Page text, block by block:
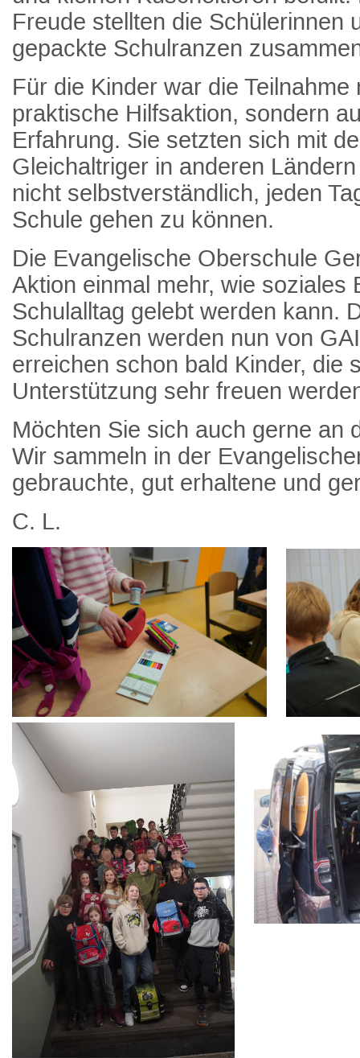
Freude stellten die Schülerinnen
gepackte Schulranzen
Für die Kinder war die Teilnahme
praktische Hilfsaktion, sondern
Erfahrung. Sie setzten sich mit
Gleichaltriger in anderen
nicht selbstverständlich, jeden
Schule gehen zu können.
Die Evangelische Oberschule
Aktion einmal mehr, wie soziales
Schulalltag gelebt werden kann.
Schulranzen werden nun von
erreichen schon bald Kinder, die
Unterstützung sehr freuen
Möchten Sie sich auch gerne an
Wir sammeln in der
gebrauchte, gut erhaltene und
C. L.